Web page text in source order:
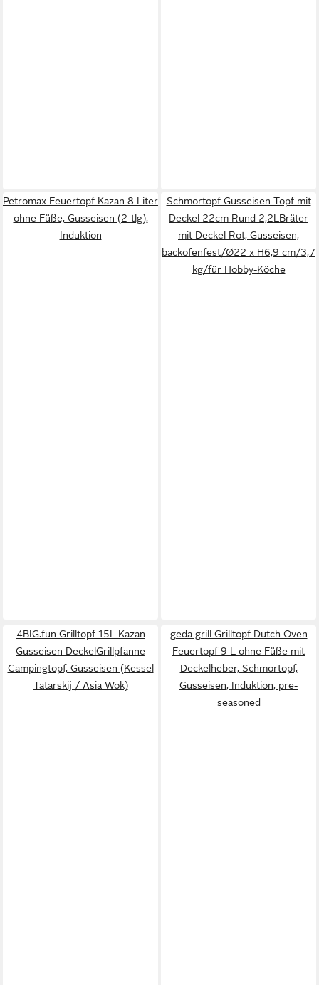
Petromax Feuertopf Kazan 8 Liter
ohne Füße, Gusseisen (2-tlg),
Induktion
Schmortopf Gusseisen Topf mit
Deckel 22cm Rund 2,2LBräter
mit Deckel Rot, Gusseisen,
backofenfest/Ø22 x H6,9 cm/3,7
kg/für Hobby-Köche
4BIG.fun Grilltopf 15L Kazan
Gusseisen DeckelGrillpfanne
Campingtopf, Gusseisen (Kessel
Tatarskij / Asia Wok)
geda grill Grilltopf Dutch Oven
Feuertopf 9 L ohne Füße mit
Deckelheber, Schmortopf,
Gusseisen, Induktion, pre-
seasoned